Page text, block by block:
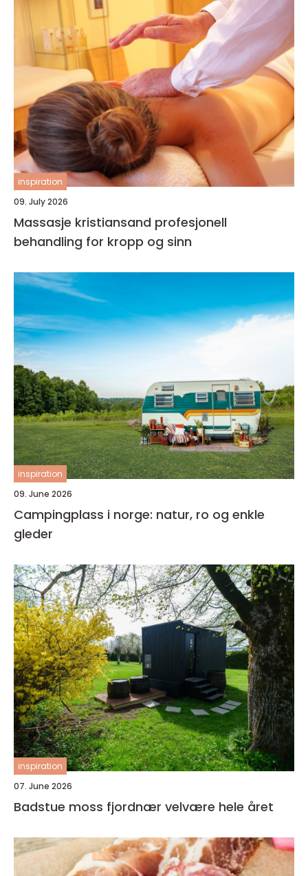
inspiration
09. July 2026
Massasje kristiansand profesjonell
behandling for kropp og sinn
inspiration
09. June 2026
Campingplass i norge: natur, ro og enkle
gleder
inspiration
07. June 2026
Badstue moss fjordnær velvære hele året